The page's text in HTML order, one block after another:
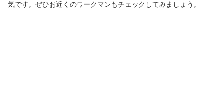
気です。ぜひお近くのワークマンもチェックしてみましょう。